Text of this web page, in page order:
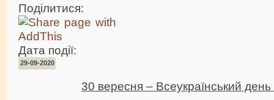
Поділитися:
Дата події:
29-09-2020
30 вересня – Всеукраїнський день